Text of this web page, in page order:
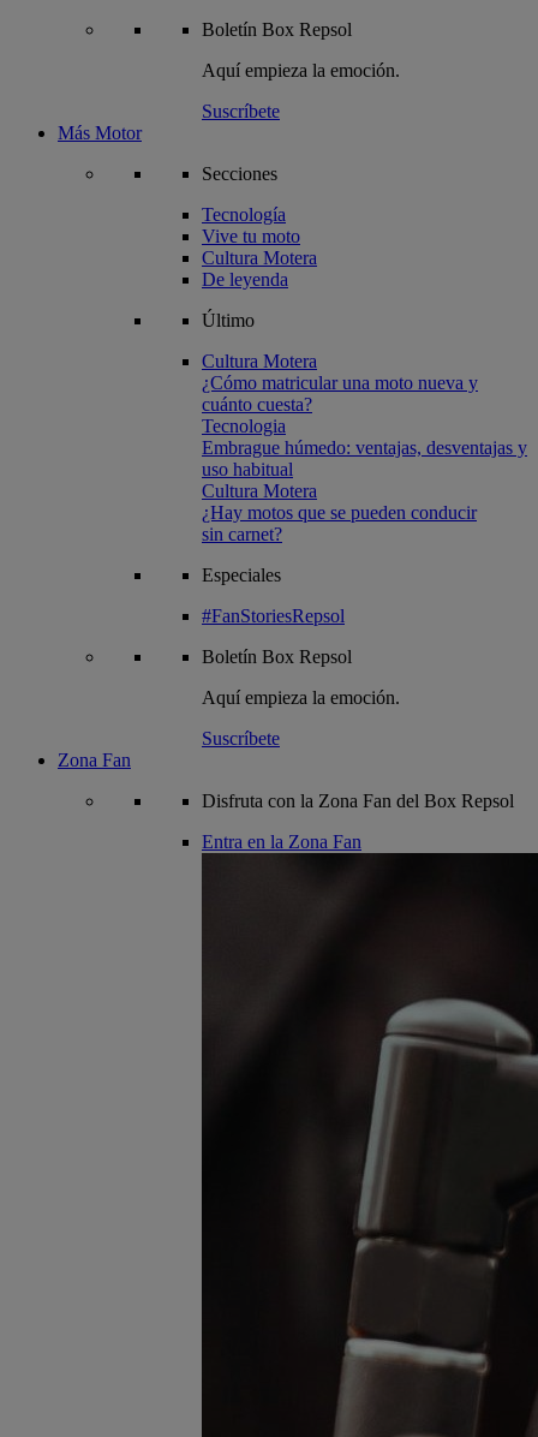
Boletín Box Repsol
Aquí empieza la emoción.
Suscríbete
Más Motor
Secciones
Tecnología
Vive tu moto
Cultura Motera
De leyenda
Último
Cultura Motera
¿Cómo matricular una moto nueva y
cuánto cuesta?
Tecnologia
Embrague húmedo: ventajas, desventajas y
uso habitual
Cultura Motera
¿Hay motos que se pueden conducir
sin carnet?
Especiales
#FanStoriesRepsol
Boletín Box Repsol
Aquí empieza la emoción.
Suscríbete
Zona Fan
Disfruta con la Zona Fan del Box Repsol
Entra en la Zona Fan